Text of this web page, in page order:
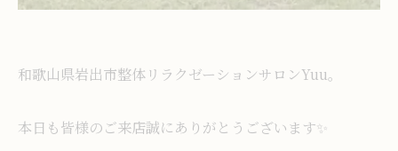
和歌山県岩出市整体リラクゼーションサロンYuu。
本日も皆様のご来店誠にありがとうございます✨️